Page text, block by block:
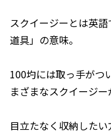
スクイージーとは英
道具」の意味。
100圴には取っ手がつ
まざまなスクイージー
目立たなく収納した